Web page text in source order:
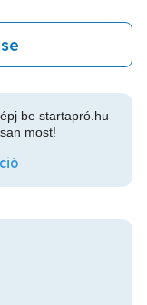
be startapró.hu
most!